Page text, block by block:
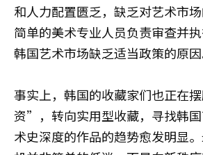
和人力配置匮乏，缺乏对艺术市场
简单的美术专业人员负责审查并
韩国艺术市场缺乏适当政策的原因
事实上，韩国的收藏家们也正在
资”，转向实用型收藏，寻找韩
术史深度的作品的趋势愈发明显